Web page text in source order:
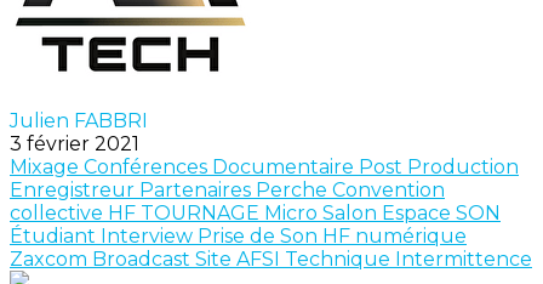
Julien FABBRI
3 février 2021
Mixage Conférences Documentaire Post Production
Enregistreur Partenaires Perche Convention
collective HF TOURNAGE Micro Salon Espace SON
Étudiant Interview Prise de Son HF numérique
Zaxcom Broadcast Site AFSI Technique Intermittence